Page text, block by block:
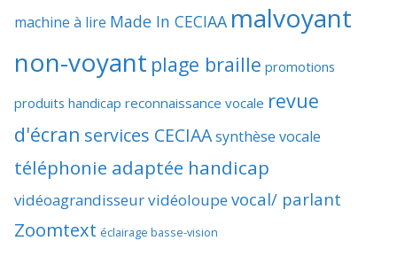
machine à lire Made In CECIAA malvoyant
non-voyant plage braille promotions
produits handicap reconnaissance vocale revue
d'écran services CECIAAsynthèse vocale
téléphonie adaptée handicap
vidéoagrandisseurvidéoloupevocal/ parlant
Zoomtext éclairage basse-vision